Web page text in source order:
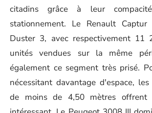
citadins grâce à leur
stationnement. Le Renault
Duster 3, avec respectivement
unités vendues sur la même
également ce segment très prisé.
nécessitant davantage d'espace,
de moins de 4,50 mètres offrent